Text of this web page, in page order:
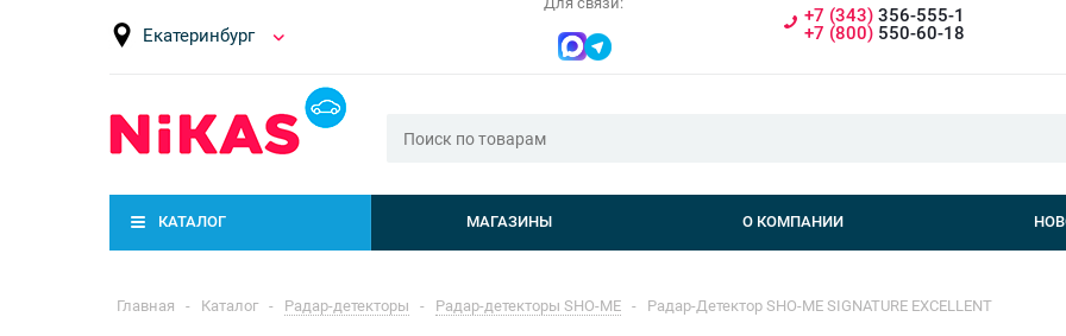
Екатеринбург
+7 (343) 356-555-1
+7 (800) 550-60-18
КАТАЛОГ МАГАЗИНЫ О КОМПАНИИ
Главная - Каталог - Радар-детекторы - Радар-детекторы SHO-ME - Радар-Детектор SHO-ME SIGNATURE EXCELLENT